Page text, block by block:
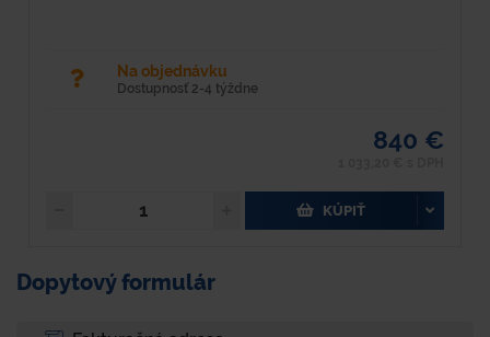
Na objednávku
Dostupnosť 2-4 týždne
840 €
KÚPIŤ
Dopytový formulár